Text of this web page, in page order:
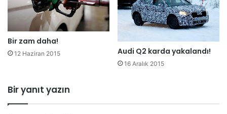
Bir zam daha!
12 Haziran 2015 Audi Q2 karda yakalandı!
16 Aralık 2015
Bir yanıt yazın